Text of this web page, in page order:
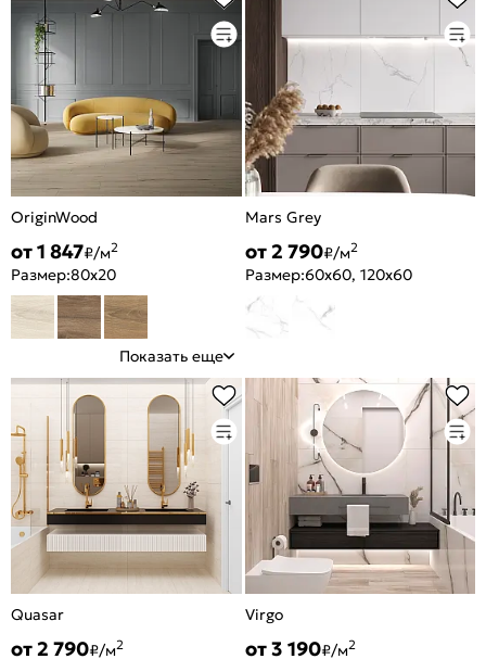
OriginWood
от 1 847₽/м2
Размер:80x20
Показать еще
Mars Grey
от 2 790₽/м2
Размер:60x60, 120x60
Quasar
от 2 790₽/м2
Virgo
от 3 190₽/м2